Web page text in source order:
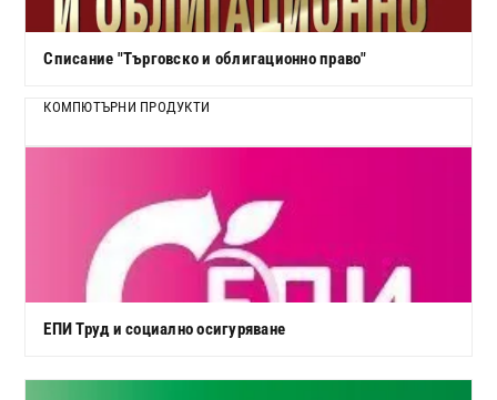
Списание "Търговско и облигационно право"
КОМПЮТЪРНИ ПРОДУКТИ
ЕПИ Труд и социално осигуряване